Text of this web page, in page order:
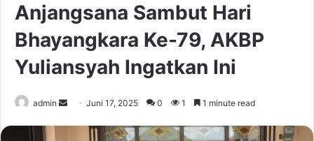
Anjangsana Sambut Hari
Bhayangkara Ke-79, AKBP
Yuliansyah Ingatkan Ini
admin
SendJuni 17, 2025 0 1 1 minute read